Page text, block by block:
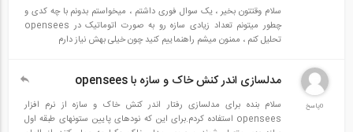
سلام وقتتون بخیر ، یک سوال فوری داشتم ، میخواستم بدونم با چه کدی و
چطور میتونم تعداد زیادی سازه رو به صورت اتوماتیک در opensees
تحلیل کنم ، ممنون میشم راهنماییم کنید چون خیلی بهش نیاز دارم
0پاسخ
مدلسازی اندر کنش خاک و سازه با opensees
سلام بنده برای مدلسازی رفتار اندر کنش خاک و سازه از نرم افزار
opensees استفاده کردم.برای این که نودهای پایین ستونهای طبقه اول